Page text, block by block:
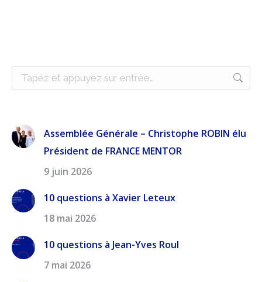
Recherche
:
Assemblée Générale – Christophe ROBIN élu
Président de FRANCE MENTOR
9 juin 2026
10 questions à Xavier Leteux
18 mai 2026
10 questions à Jean-Yves Roul
7 mai 2026